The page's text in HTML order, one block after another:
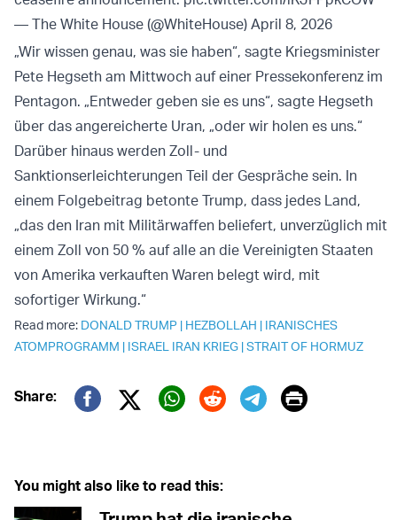
— The White House (@WhiteHouse) April 8, 2026
„Wir wissen genau, was sie haben“, sagte Kriegsminister
Pete Hegseth am Mittwoch auf einer Pressekonferenz im
Pentagon. „Entweder geben sie es uns“, sagte Hegseth
über das angereicherte Uran, „oder wir holen es uns.“
Darüber hinaus werden Zoll- und
Sanktionserleichterungen Teil der Gespräche sein. In
einem Folgebeitrag betonte Trump, dass jedes Land,
„das den Iran mit Militärwaffen beliefert, unverzüglich mit
einem Zoll von 50 % auf alle an die Vereinigten Staaten
von Amerika verkauften Waren belegt wird, mit
sofortiger Wirkung.“
Read more: DONALD TRUMP | HEZBOLLAH | IRANISCHES
ATOMPROGRAMM | ISRAEL IRAN KRIEG |STRAIT OF HORMUZ
Share:
Twitter (X)
Print
You might also like to read this: